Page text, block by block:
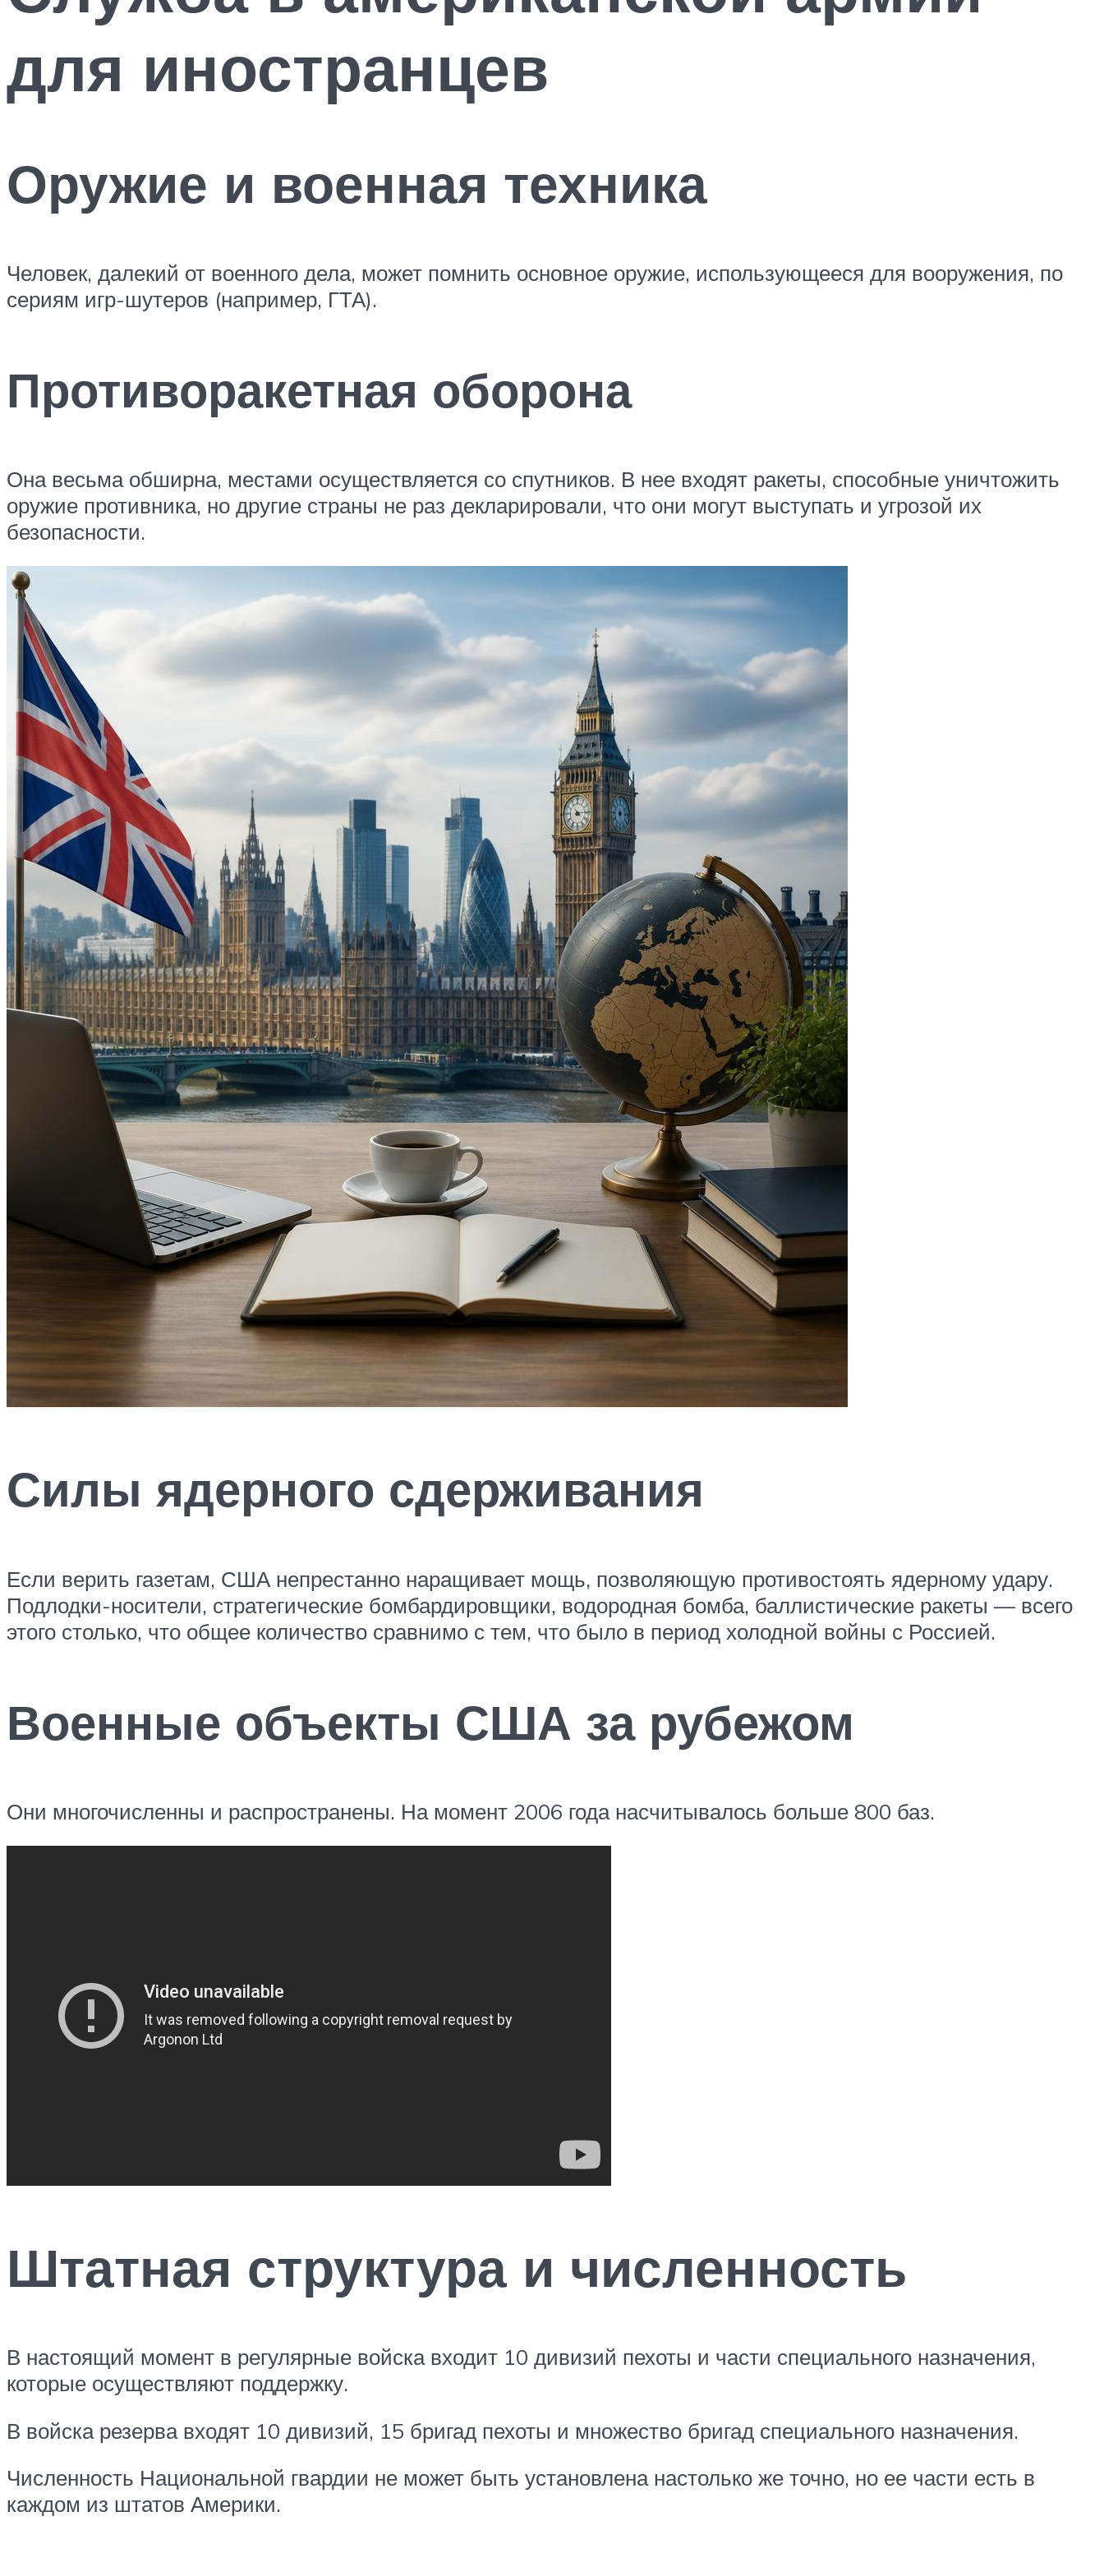
для иностранцев
Оружие и военная техника
Человек, далекий от военного дела, может помнить основное оружие, использующееся для вооружения, по
сериям игр-шутеров (например, ГТА).
Противоракетная оборона
Она весьма обширна, местами осуществляется со спутников. В нее входят ракеты, способные уничтожить
оружие противника, но другие страны не раз декларировали, что они могут выступать и угрозой их
безопасности.
Силы ядерного сдерживания
Если верить газетам, США непрестанно наращивает мощь, позволяющую противостоять ядерному удару.
Подлодки-носители, стратегические бомбардировщики, водородная бомба, баллистические ракеты — всего
этого столько, что общее количество сравнимо с тем, что было в период холодной войны с Россией.
Военные объекты США за рубежом
Они многочисленны и распространены. На момент 2006 года насчитывалось больше 800 баз.
Штатная структура и численность
В настоящий момент в регулярные войска входит 10 дивизий пехоты и части специального назначения,
которые осуществляют поддержку.
В войска резерва входят 10 дивизий, 15 бригад пехоты и множество бригад специального назначения.
Численность Национальной гвардии не может быть установлена настолько же точно, но ее части есть в
каждом из штатов Америки.